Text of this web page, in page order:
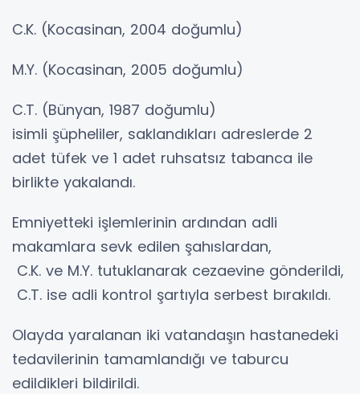
C.K. (Kocasinan, 2004 doğumlu)
M.Y. (Kocasinan, 2005 doğumlu)
C.T. (Bünyan, 1987 doğumlu)
isimli şüpheliler, saklandıkları adreslerde 2
adet tüfek ve 1 adet ruhsatsız tabanca ile
birlikte yakalandı.
Emniyetteki işlemlerinin ardından adli
makamlara sevk edilen şahıslardan,
C.K. ve M.Y. tutuklanarak cezaevine gönderildi,
C.T. ise adli kontrol şartıyla serbest bırakıldı.
Olayda yaralanan iki vatandaşın hastanedeki
tedavilerinin tamamlandığı ve taburcu
edildikleri bildirildi.